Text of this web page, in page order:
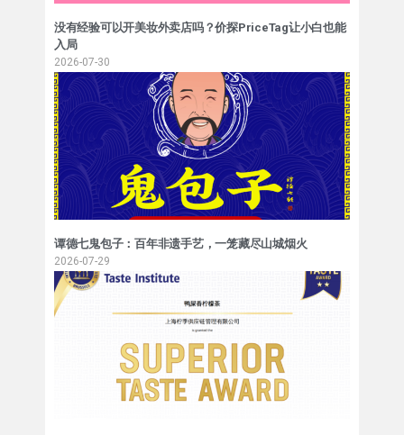
没有经验可以开美妆外卖店吗？价探PriceTag让小白也能
入局
2026-07-30
谭德七鬼包子：百年非遗手艺，一笼藏尽山城烟火
2026-07-29